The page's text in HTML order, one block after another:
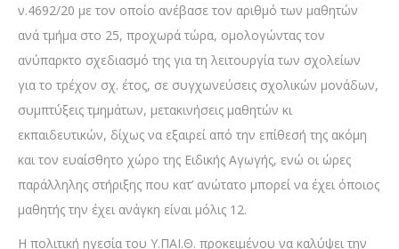
ν.4692/20 με τον οποίο ανέβασε τον αριθμό των μαθητών
ανά τμήμα στο 25, προχωρά τώρα, ομολογώντας τον
ανύπαρκτο σχεδιασμό της για τη λειτουργία των σχολείων
για το τρέχον σχ. έτος, σε συγχωνεύσεις σχολικών μονάδων,
συμπτύξεις τμημάτων, μετακινήσεις μαθητών κι
εκπαιδευτικών, δίχως να εξαιρεί από την επίθεσή της ακόμη
και τον ευαίσθητο χώρο της Ειδικής Αγωγής, ενώ οι ώρες
παράλληλης στήριξης που κατ’ ανώτατο μπορεί να έχει όποιος
μαθητής την έχει ανάγκη είναι μόλις 12.
Η πολιτική ηγεσία του Υ.ΠΑΙ.Θ. προκειμένου να καλύψει την